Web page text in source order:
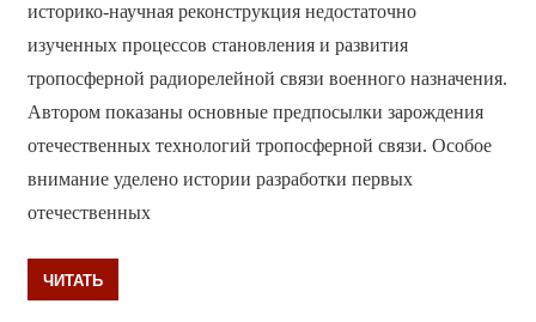
историко-научная реконструкция недостаточно
изученных процессов становления и развития
тропосферной радиорелейной связи военного назначения.
Автором показаны основные предпосылки зарождения
отечественных технологий тропосферной связи. Особое
внимание уделено истории разработки первых
отечественных
ЧИТАТЬ